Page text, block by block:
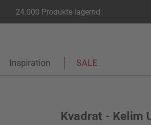
24.000 Produkte lagernd
Inspiration SALE
Kvadrat - Kelim